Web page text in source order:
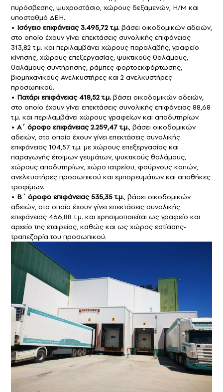
πυρόσβεσης, ψυχροστάσιο, χώρους δεξαμενών, Η/Μ και
υποσταθμό ΔΕΗ.
• Ισόγειο επιφάνειας 3.495,72 τ.μ. βάσει οικοδομικών αδειών,
στο οποίο έχουν γίνει επεκτάσεις συνολικής επιφάνειας
313,82 τ.μ. και περιλαμβάνει χώρους παραλαβής, γραφείο
κίνησης, χώρους επεξεργασίας, ψυκτικούς θαλάμους,
θαλάμους συντήρησης, ράμπες φορτοεκφόρτωσης,
βιομηχανικούς Ανελκυστήρες και 2 ανελκυστήρες
προσωπικού.
• Πατάρι επιφάνειας 418,52 τ.μ. βάσει οικοδομικών αδειών,
στο οποίο έχουν γίνει επεκτάσεις συνολικής επιφάνειας 88,68
τ.μ. και περιλαμβάνει χώρους γραφείων και αποδυτηρίων.
• Α΄ όροφο επιφάνειας 2.259,47 τ.μ., βάσει οικοδομικών
αδειών, στο οποίο έχουν γίνει επεκτάσεις συνολικής
επιφάνειας 104,57 τ.μ. με χώρους επεξεργασίας και
παραγωγής έτοιμων γευμάτων, ψυκτικούς θαλάμους,
χώρους αποδυτηρίων, χώρο ιατρείου, φούρνους κοπών,
ανελκυστήρες προσωπικού και εμπορευμάτων και αποθήκες
τροφίμων.
• Β΄ όροφο επιφάνειας 535,35 τ.μ., βάσει οικοδομικών
αδειών, στο οποίο έχουν γίνει επεκτάσεις συνολικής
επιφάνειας 466,88 τ.μ. και χρησιμοποιείται ως γραφείο και
αρχείο της εταιρείας, καθώς και ως χώρος εστίασης-
τραπεζαρία του προσωπικού.